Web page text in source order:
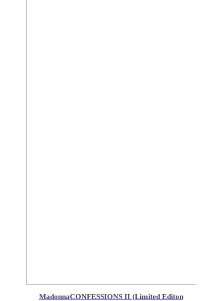
MadonnaCONFESSIONS II (Limited Editon